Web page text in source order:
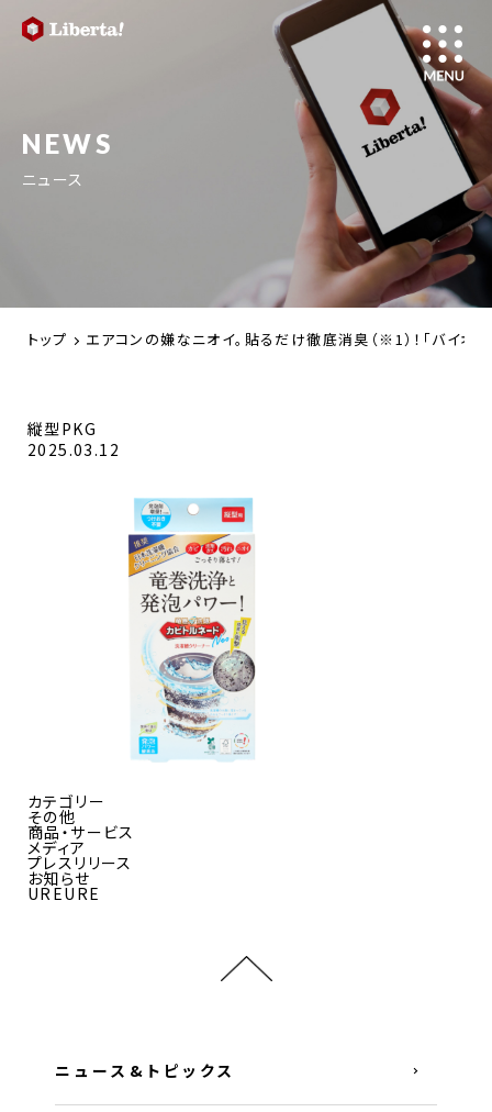
NEWS
ニュース
トップ エアコンの嫌なニオイ。貼るだけ徹底消臭（※1）！「バイオ
縦型PKG
2025.03.12
カテゴリー
その他
商品・サービス
メディア
プレスリリース
お知らせ
UREURE
ニュース&トピックス